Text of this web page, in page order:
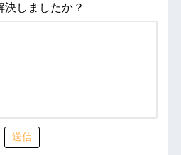
決しましたか？
送信